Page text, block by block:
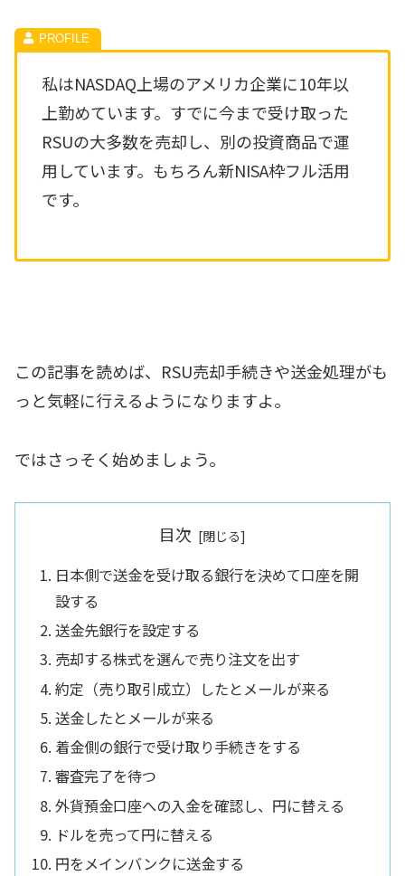
私はNASDAQ上場のアメリカ企業に10年以
上勤めています。すでに今まで受け取った
RSUの大多数を売却し、別の投資商品で運
用しています。もちろん新NISA枠フル活用
です。
この記事を読めば、RSU売却手続きや送金処理がも
っと気軽に行えるようになりますよ。
ではさっそく始めましょう。
目次
日本側で送金を受け取る銀行を決めて口座を開
設する
送金先銀行を設定する
売却する株式を選んで売り注文を出す
約定（売り取引成立）したとメールが来る
送金したとメールが来る
着金側の銀行で受け取り手続きをする
審査完了を待つ
外貨預金口座への入金を確認し、円に替える
ドルを売って円に替える
円をメインバンクに送金する